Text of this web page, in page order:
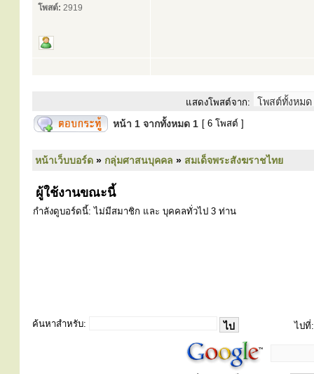
โพสต์: 2919
แสดงโพสต์จาก:
หน้า 1 จากทั้งหมด 1 [ 6 โพสต์ ]
หน้าเว็บบอร์ด » กลุ่มศาสนบุคคล » สมเด็จพระสังฆราชไทย
ผู้ใช้งานขณะนี้
กำลังดูบอร์ดนี้: ไม่มีสมาชิก และ บุคคลทั่วไป 3 ท่าน
ค้นหาสำหรับ: ไปที่: